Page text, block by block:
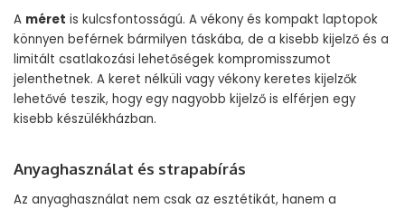
A méret is kulcsfontosságú. A vékony és kompakt laptopok
könnyen beférnek bármilyen táskába, de a kisebb kijelző és a
limitált csatlakozási lehetőségek kompromisszumot
jelenthetnek. A keret nélküli vagy vékony keretes kijelzők
lehetővé teszik, hogy egy nagyobb kijelző is elférjen egy
kisebb készülékházban.
Anyaghasználat és strapabírás
Az anyaghasználat nem csak az esztétikát, hanem a